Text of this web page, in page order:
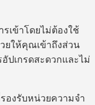
รเข้าโดยไม่ต้องใช้
ยให้คุณเข้าถึงส่วน
ปเกรดสะดวกและไม่
องรับหน่วยความจำ